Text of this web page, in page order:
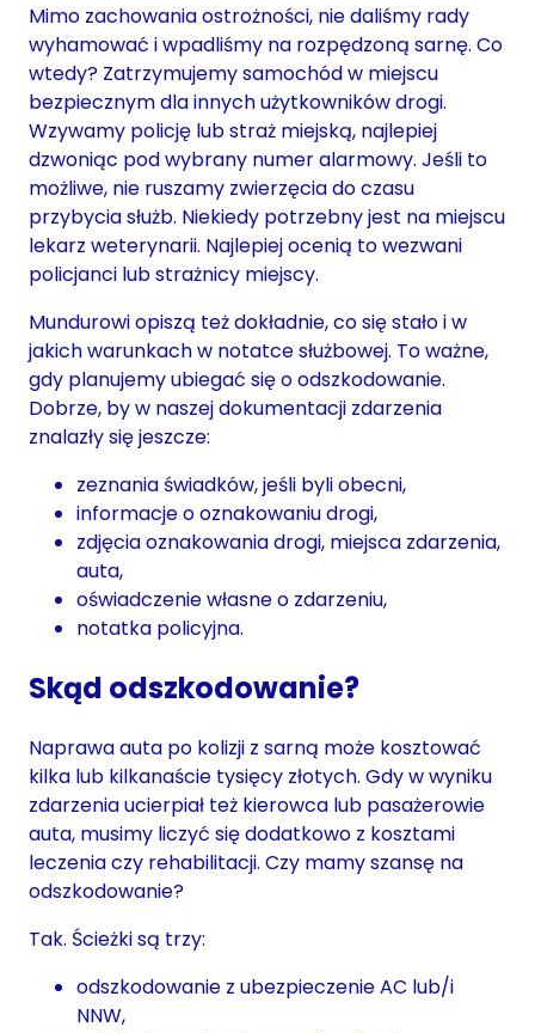
Mimo zachowania ostrożności, nie daliśmy rady
wyhamować i wpadliśmy na rozpędzoną sarnę. Co
wtedy? Zatrzymujemy samochód w miejscu
bezpiecznym dla innych użytkowników drogi.
Wzywamy policję lub straż miejską, najlepiej
dzwoniąc pod wybrany numer alarmowy. Jeśli to
możliwe, nie ruszamy zwierzęcia do czasu
przybycia służb. Niekiedy potrzebny jest na miejscu
lekarz weterynarii. Najlepiej ocenią to wezwani
policjanci lub strażnicy miejscy.
Mundurowi opiszą też dokładnie, co się stało i w
jakich warunkach w notatce służbowej. To ważne,
gdy planujemy ubiegać się o odszkodowanie.
Dobrze, by w naszej dokumentacji zdarzenia
znalazły się jeszcze:
zeznania świadków, jeśli byli obecni,
informacje o oznakowaniu drogi,
zdjęcia oznakowania drogi, miejsca zdarzenia,
auta,
oświadczenie własne o zdarzeniu,
notatka policyjna.
Skąd odszkodowanie?
Naprawa auta po kolizji z sarną może kosztować
kilka lub kilkanaście tysięcy złotych. Gdy w wyniku
zdarzenia ucierpiał też kierowca lub pasażerowie
auta, musimy liczyć się dodatkowo z kosztami
leczenia czy rehabilitacji. Czy mamy szansę na
odszkodowanie?
Tak. Ścieżki są trzy:
odszkodowanie z ubezpieczenie AC lub/i
NNW,